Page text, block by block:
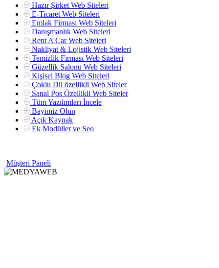
Hazır Şirket Web Siteleri
E-Ticaret Web Siteleri
Emlak Firması Web Siteleri
Danışmanlık Web Siteleri
Rent A Car Web Siteleri
Nakliyat & Lojistik Web Siteleri
Temizlik Firması Web Siteleri
Güzellik Salonu Web Siteleri
Kişisel Blog Web Siteleri
Çoklu Dil özellikli Web Siteler
Sanal Pos Özellikli Web Siteler
Tüm Yazılımları İncele
Bayimiz Olun
Açık Kaynak
Ek Modüller ve Seo
Müşteri Paneli